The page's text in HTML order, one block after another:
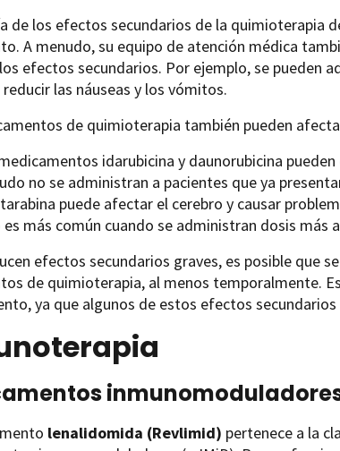
de los efectos secundarios de la quimioterapia
A menudo, su equipo de atención médica
efectos secundarios. Por ejemplo, se pueden
las náuseas y los vómitos.
de quimioterapia también pueden
idarubicina y daunorubicina
no se administran a pacientes que ya
puede afectar el cerebro y causar
es más común cuando se administran dosis más
efectos secundarios graves, es posible que
de quimioterapia, al menos temporalmente.
ya que algunos de estos efectos
lenalidomida (Revlimid) pertenece a la